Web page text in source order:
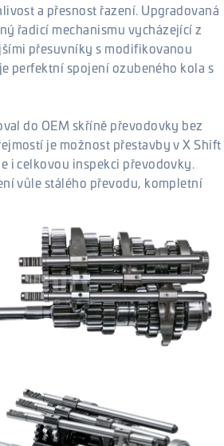
a přesnost řazení. Upgradovaná
řadicí mechanismu vycházející z
přesuvníky s modifikovanou
perfektní spojení ozubeného kola s
do OEM skříně převodovky bez
je možnost přestavby v X Shift
i celkovou inspekci převodovky.
vůle stálého převodu, kompletní